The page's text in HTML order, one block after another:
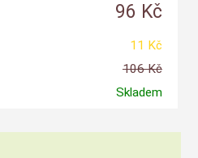
96 Kč
11 Kč
106 Kč
Skladem